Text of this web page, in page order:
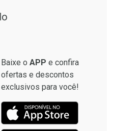
Baixe o APP e confira
ofertas e descontos
exclusivos para você!